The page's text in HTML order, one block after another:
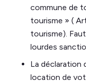
commune de
tourisme » (
tourisme).
lourdes
La déclaration
location de